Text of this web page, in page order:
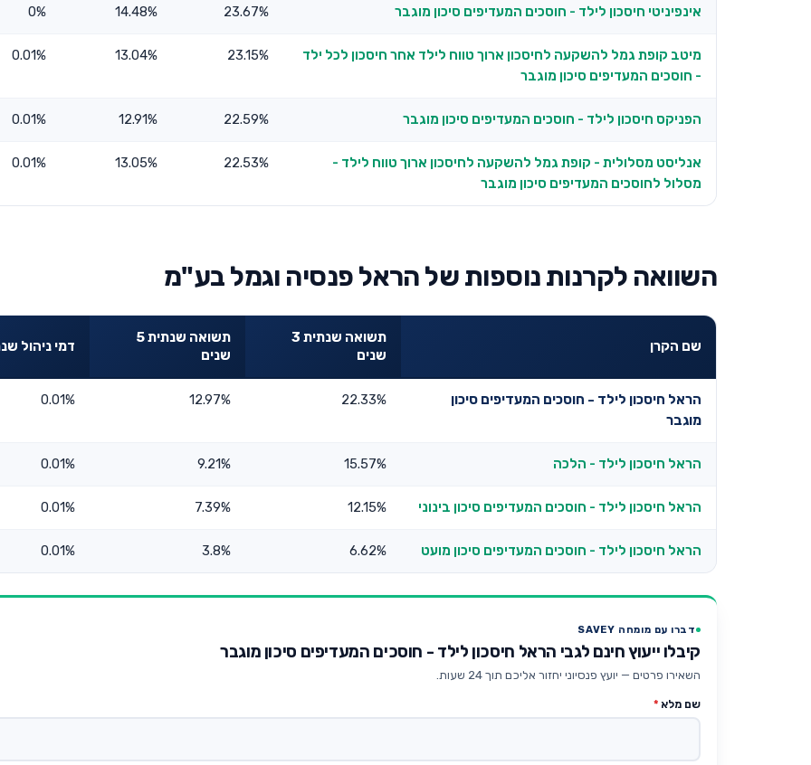
אינפיניטי חיסכון לילד - חוסכים המעדיפים סיכון מוגבר 23.67%
14.48%
0%
מיטב קופת גמל להשקעה לחיסכון ארוך טווח לילד אחר חיסכון לכל ילד
- חוסכים המעדיפים סיכון מוגבר
23.15%
13.04%
0.01%
הפניקס חיסכון לילד - חוסכים המעדיפים סיכון מוגבר 22.59%
12.91%
0.01%
אנליסט מסלולית - קופת גמל להשקעה לחיסכון ארוך טווח לילד -
מסלול לחוסכים המעדיפים סיכון מוגבר
22.53%
13.05%
0.01%
השוואה לקרנות נוספות של הראל פנסיה וגמל בע"מ
שם הקרן
תשואה שנתית 3
שנים
תשואה שנתית 5
שנים
דמי ניהול
הראל חיסכון לילד - חוסכים המעדיפים סיכון
מוגבר
22.33%
12.97%
0.01%
הראל חיסכון לילד - הלכה 15.57%
9.21%
0.01%
הראל חיסכון לילד - חוסכים המעדיפים סיכון בינוני 12.15%
7.39%
0.01%
הראל חיסכון לילד - חוסכים המעדיפים סיכון מועט 6.62%
3.8%
0.01%
דברו עם מומחה SAVEY
קיבלו ייעוץ חינם לגבי הראל חיסכון לילד - חוסכים המעדיפים סיכון מוגבר
השאירו פרטים — יועץ פנסיוני יחזור אליכם תוך 24 שעות.
שם מלא *